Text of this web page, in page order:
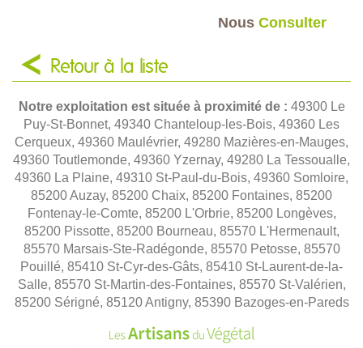
Nous Consulter
Retour à la liste
Notre exploitation est située à proximité de : 49300 Le
Puy-St-Bonnet, 49340 Chanteloup-les-Bois, 49360 Les
Cerqueux, 49360 Maulévrier, 49280 Mazières-en-Mauges,
49360 Toutlemonde, 49360 Yzernay, 49280 La Tessoualle,
49360 La Plaine, 49310 St-Paul-du-Bois, 49360 Somloire,
85200 Auzay, 85200 Chaix, 85200 Fontaines, 85200
Fontenay-le-Comte, 85200 L'Orbrie, 85200 Longèves,
85200 Pissotte, 85200 Bourneau, 85570 L'Hermenault,
85570 Marsais-Ste-Radégonde, 85570 Petosse, 85570
Pouillé, 85410 St-Cyr-des-Gâts, 85410 St-Laurent-de-la-
Salle, 85570 St-Martin-des-Fontaines, 85570 St-Valérien,
85200 Sérigné, 85120 Antigny, 85390 Bazoges-en-Pareds